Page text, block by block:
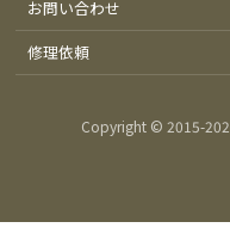
お問い合わせ
修理依頼
Copyright © 2015-